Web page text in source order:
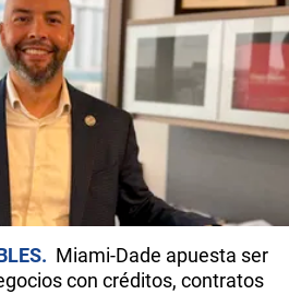
Miami-Dade apuesta ser
con créditos, contratos